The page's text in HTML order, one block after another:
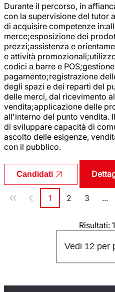
Durante il percorso, in
con la supervisione del tutor
di acquisire competenze
merce;esposizione dei
prezzi;assistenza e
e attività
codici a barre e
pagamento;registrazione
degli spazi e dei reparti del
delle merci, dal ricevimento
vendita;applicazione delle
all'interno del punto vendita.
di sviluppare capacità di
ascolto delle esigenze,
con il pubblico.
Candidati
Paginazione
Pagina
1 Pagina
2 Pagina
3 ...
Risultati:
Vedi 12 per